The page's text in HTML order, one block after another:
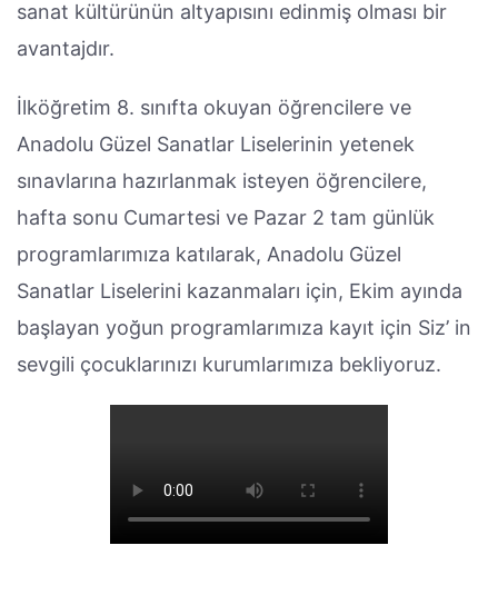
sanat kültürünün altyapısını edinmiş olması bir
avantajdır.
İlköğretim 8. sınıfta okuyan öğrencilere ve
Anadolu Güzel Sanatlar Liselerinin yetenek
sınavlarına hazırlanmak isteyen öğrencilere,
hafta sonu Cumartesi ve Pazar 2 tam günlük
programlarımıza katılarak, Anadolu Güzel
Sanatlar Liselerini kazanmaları için, Ekim ayında
başlayan yoğun programlarımıza kayıt için Siz’ in
sevgili çocuklarınızı kurumlarımıza bekliyoruz.